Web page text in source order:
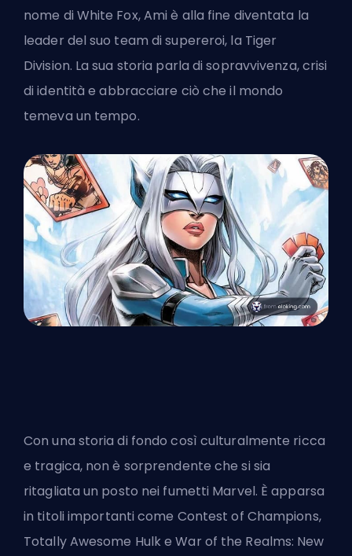
nome di White Fox, Ami è alla fine diventata la
leader del suo team di supereroi, la Tiger
Division. La sua storia parla di sopravvivenza, crisi
di identità e abbracciare ciò che il mondo
temeva un tempo.
Con una storia di fondo così culturalmente ricca
e tragica, non è sorprendente che si sia
ritagliata un posto nei fumetti Marvel. È apparsa
in titoli importanti come Contest of Champions,
Totally Awesome Hulk e War of the Realms: New